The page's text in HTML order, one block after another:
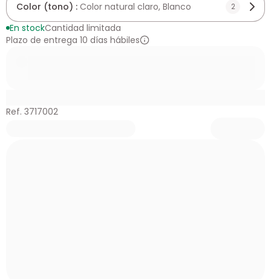
Color (tono) : Color natural claro, Blanco 2
En stockCantidad limitada
Plazo de entrega 10 días hábiles
Ref. 3717002